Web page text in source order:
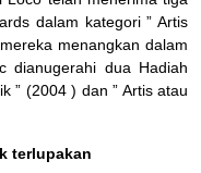
dalam kategori ” Artis
menangkan dalam
dianugerahi dua Hadiah
” (2004 ) dan ” Artis atau
terlupakan